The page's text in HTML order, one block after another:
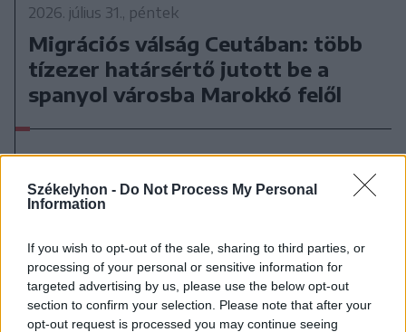
Székelyhon - Do Not Process My Personal
Information
If you wish to opt-out of the sale, sharing to third parties, or
processing of your personal or sensitive information for
targeted advertising by us, please use the below opt-out
section to confirm your selection. Please note that after your
opt-out request is processed you may continue seeing
2026. július 31., péntek
Migrációs válság Ceutában: több
tízezer határsértő jutott be a
spanyol városba Marokkó felől